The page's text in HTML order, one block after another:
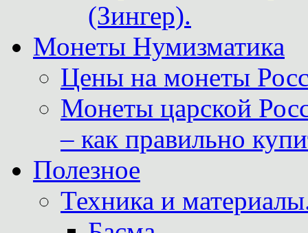
(Зингер).
Монеты Нумизматика
Цены на монеты
Монеты царской
– как правильно
Полезное
Техника и